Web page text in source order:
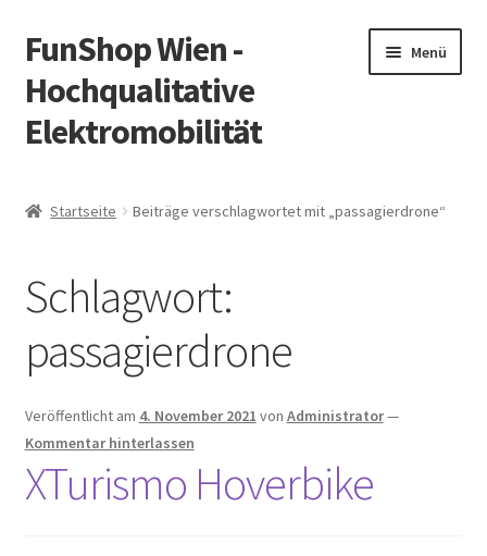
Zur
Navigation
springen
Zum
Inhalt
springen
FunShop Wien -
Hochqualitative
Elektromobilität
Menü
öffnen
Vorsicht Internetbetrug
Über FunShop
Impressum
Zum Onlineshop in der Web Version
Startseite Beiträge verschlagwortet mit „passagierdrone“
Schlagwort:
passagierdrone
Veröffentlicht am 4. November 2021 von Administrator—
Kommentar hinterlassen
XTurismo Hoverbike